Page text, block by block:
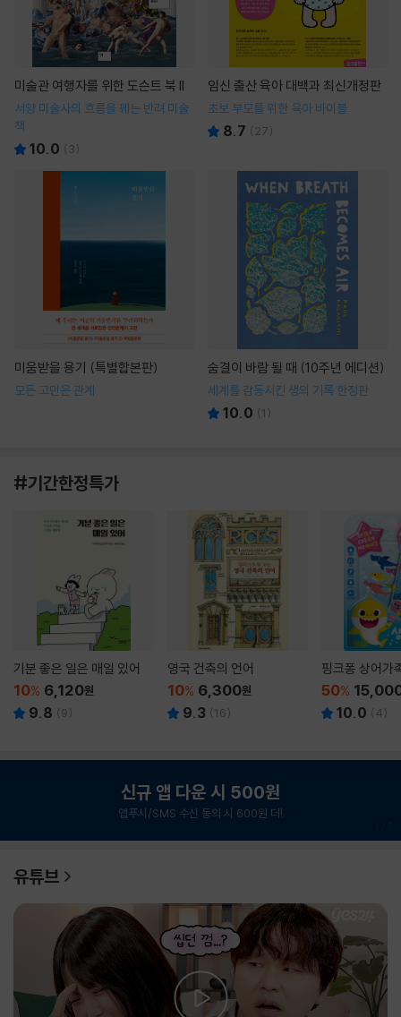
미술관 여행자를 위한 도슨트 북 II
서양 미술사의 흐름을 꿰는 반려 미술
책
10.0 ( 3)
임신 출산 육아 대백과 최신개정판
초보 부모를 위한 육아 바이블
8.7 ( 27)
미움받을 용기 (특별합본판)
모든 고민은 관계
숨결이 바람 될 때 (10주년 에디션)
세계를 감동시킨 생의 기록 한정판
10.0 (1 )
#기간한정특가
기분 좋은 일은 매일 있어
10% 6,120원
9.8 (9)
영국 건축의 언어
10% 6,300원
9.3 (16)
핑크퐁 상어가
50%
10.0 (4)
신규 앱 다운 시 500원
앱푸시/SMS 수신 동의 시 600원 더!
유튜브